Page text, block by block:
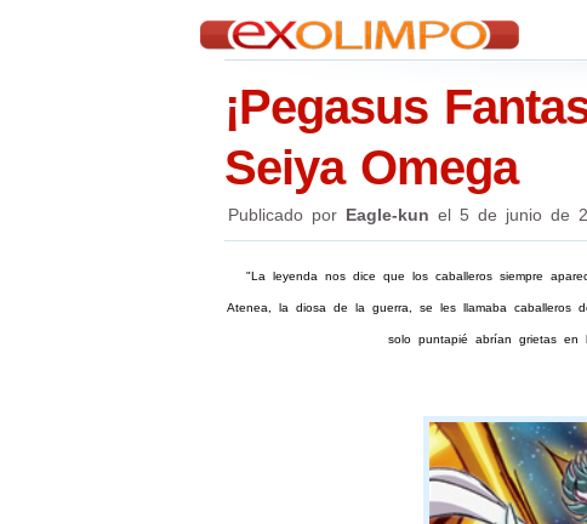
¡Pegasus
Seiya Omega
Publicado por Eagle-kun el 5 de junio de
"La leyenda nos dice que los caballeros siempre
Atenea, la diosa de la guerra, se les llamaba caballeros
solo puntapié abrían grietas